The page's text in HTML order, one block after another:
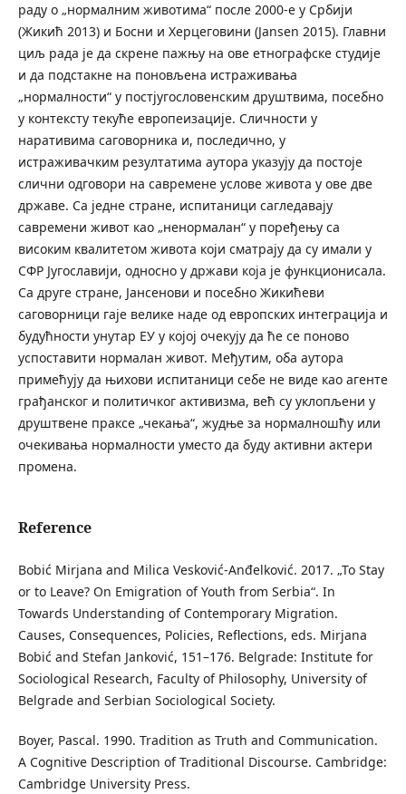
раду о „нормалним животима“ после 2000-е у Србији
(Жикић 2013) и Босни и Херцеговини (Jansen 2015). Главни
циљ рада је да скрене пажњу на ове етнографске студије
и да подстакне на поновљена истраживања
„нормалности“ у постјугословенским друштвима, посебно
у контексту текуће европеизације. Сличности у
наративима саговорника и, последично, у
истраживачким резултатима аутора указују да постоје
слични одговори на савремене услове живота у ове две
државе. Са једне стране, испитаници сагледавају
савремени живот као „ненормалан“ у поређењу са
високим квалитетом живота који сматрају да су имали у
СФР Југославији, односно у држави која је функционисала.
Са друге стране, Јансенови и посебно Жикићеви
саговорници гаје велике наде од европских интеграција и
будућности унутар ЕУ у којој очекују да ће се поново
успоставити нормалан живот. Међутим, оба аутора
примећују да њихови испитаници себе не виде као агенте
грађанског и политичког активизма, већ су уклопљени у
друштвене праксе „чекања“, жудње за нормалношћу или
очекивања нормалности уместо да буду активни актери
промена.
Reference
Bobić Mirjana and Milica Vesković-Anđelković. 2017. „To Stay
or to Leave? On Emigration of Youth from Serbia“. In
Towards Understanding of Contemporary Migration.
Causes, Consequences, Policies, Reflections, eds. Mirjana
Bobić and Stefan Janković, 151–176. Belgrade: Institute for
Sociological Research, Faculty of Philosophy, University of
Belgrade and Serbian Sociological Society.
Boyer, Pascal. 1990. Tradition as Truth and Communication.
A Cognitive Description of Traditional Discourse. Cambridge:
Cambridge University Press.